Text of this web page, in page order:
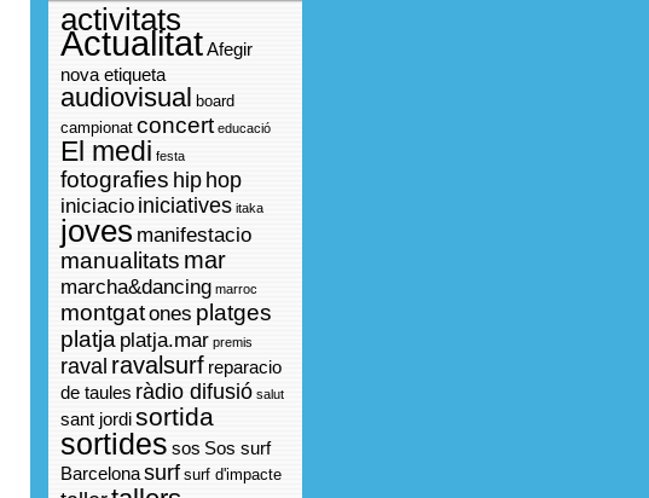
activitats
ActualitatAfegir
nova etiqueta
audiovisual board
campionat concert educació
El medi festa
fotografies hip hop
iniciacio iniciatives itaka
joves manifestacio
manualitats mar
marcha&dancing marroc
montgatones platges
platja platja.mar premis
raval ravalsurf reparacio
de taules ràdio difusió salut
sant jordisortida
sortides sos Sos surf
Barcelonasurf surf d'impacte